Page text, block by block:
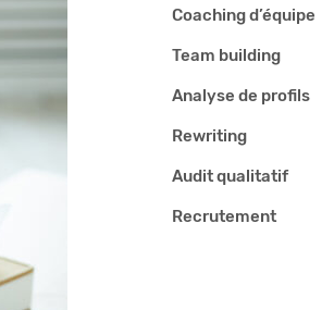
Coaching d’équipe
Team building
Analyse de profils
Rewriting
Audit qualitatif
Recrutement